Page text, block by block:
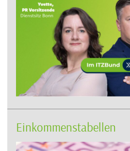
Einkommenstabellen